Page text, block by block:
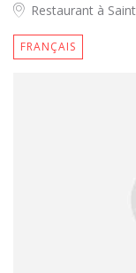
Restaurant à
FRANÇAIS